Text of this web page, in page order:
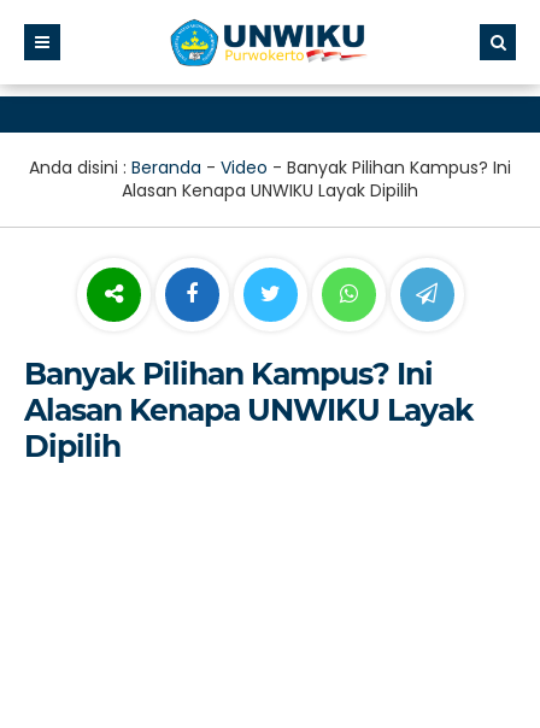
Anda disini : Beranda - Video - Banyak Pilihan Kampus? Ini
Alasan Kenapa UNWIKU Layak Dipilih
Banyak Pilihan Kampus? Ini
Alasan Kenapa UNWIKU Layak
Dipilih